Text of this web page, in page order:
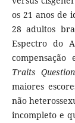
os 21 anos de
28 adultos
Espectro do
Traits
maiores
não
incompleto e